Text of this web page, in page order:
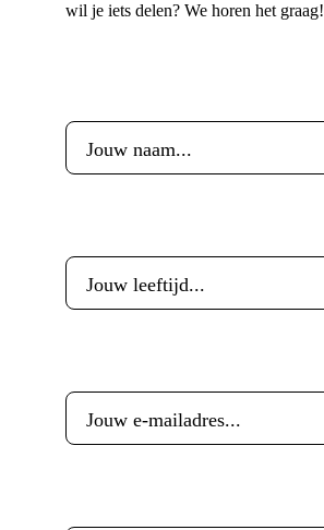
wil je iets delen? We horen het graag!